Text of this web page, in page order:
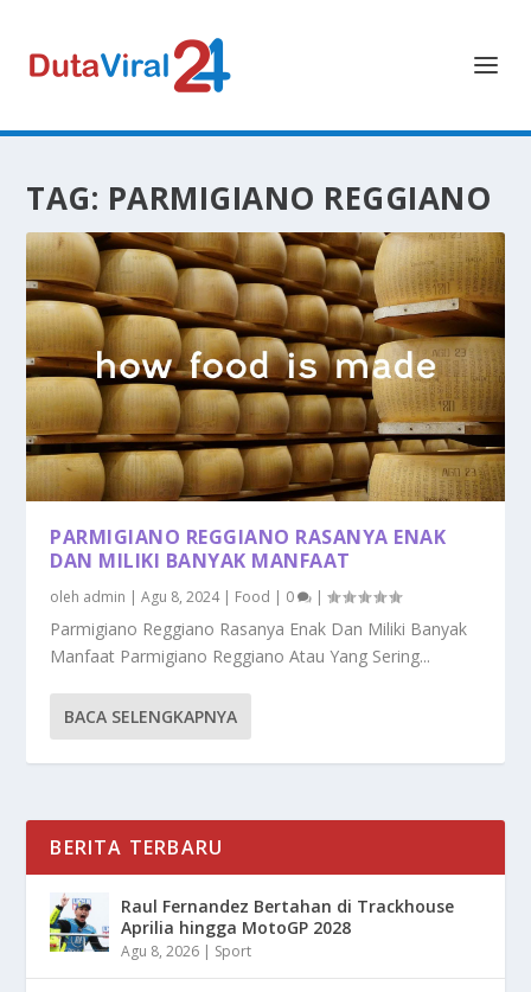
TAG: PARMIGIANO REGGIANO
PARMIGIANO REGGIANO RASANYA ENAK
DAN MILIKI BANYAK MANFAAT
oleh admin |Agu 8, 2024| Food | 0 |
Parmigiano Reggiano Rasanya Enak Dan Miliki Banyak
Manfaat Parmigiano Reggiano Atau Yang Sering...
BACA SELENGKAPNYA
BERITA TERBARU
Raul Fernandez Bertahan di Trackhouse
Aprilia hingga MotoGP 2028
Agu 8, 2026 | Sport